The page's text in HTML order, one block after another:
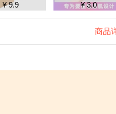
¥ 9.9 ¥ 3.0
商品